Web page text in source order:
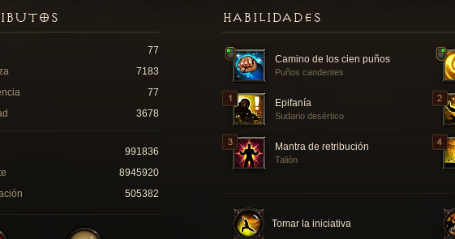
HABILIDADES
Camino de los cien puños
Puños candentes
Epifanía
Sudario desértico
Mantra de retribución
Talión
Tomar la iniciativa
77
7183
77
3678
991836
8945920
505382